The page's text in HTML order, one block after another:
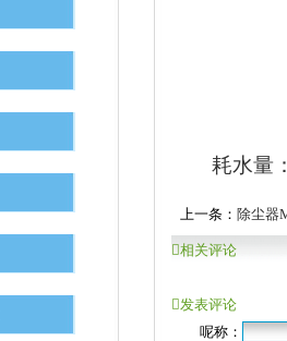
耗水量
上一条： 除尘器
相关评论
发表评论
呢称：